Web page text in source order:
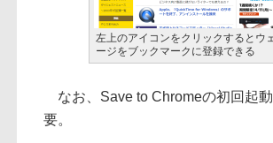
左上のアイコンをクリックするとウ
ージをブックマークに登録できる
なお、Save to Chromeの初回起
要。